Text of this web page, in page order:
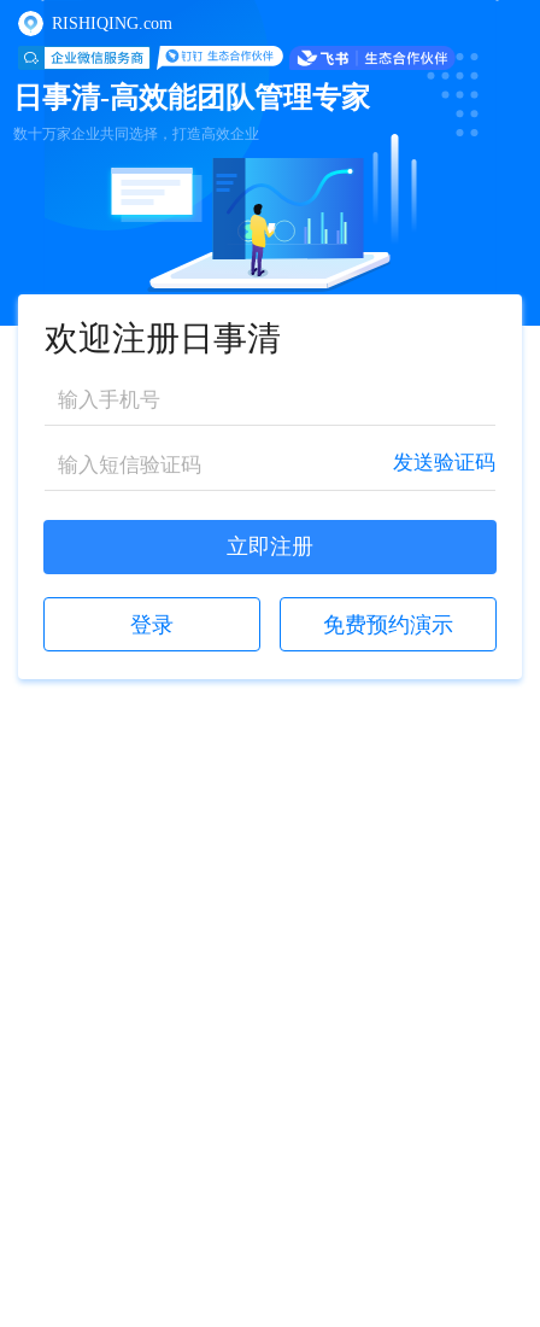
RISHIQING.com
日事清-高效能团队管理专家
数十万家企业共同选择，打造高效企业
欢迎注册日事清
发送验证码
立即注册
登录 免费预约演示